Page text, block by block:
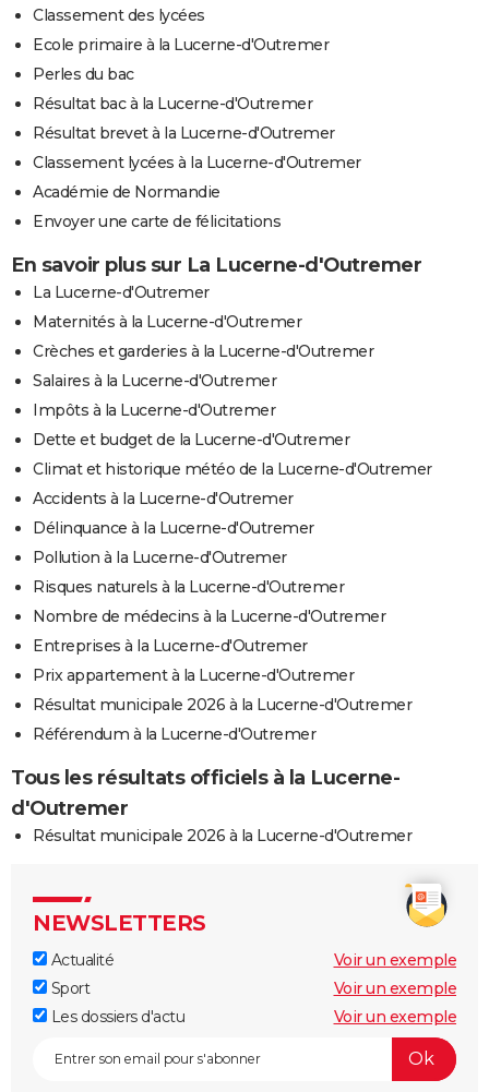
Classement des lycées
Ecole primaire à la Lucerne-d'Outremer
Perles du bac
Résultat bac à la Lucerne-d'Outremer
Résultat brevet à la Lucerne-d'Outremer
Classement lycées à la Lucerne-d'Outremer
Académie de Normandie
Envoyer une carte de félicitations
En savoir plus sur La Lucerne-d'Outremer
La Lucerne-d'Outremer
Maternités à la Lucerne-d'Outremer
Crèches et garderies à la Lucerne-d'Outremer
Salaires à la Lucerne-d'Outremer
Impôts à la Lucerne-d'Outremer
Dette et budget de la Lucerne-d'Outremer
Climat et historique météo de la Lucerne-d'Outremer
Accidents à la Lucerne-d'Outremer
Délinquance à la Lucerne-d'Outremer
Pollution à la Lucerne-d'Outremer
Risques naturels à la Lucerne-d'Outremer
Nombre de médecins à la Lucerne-d'Outremer
Entreprises à la Lucerne-d'Outremer
Prix appartement à la Lucerne-d'Outremer
Résultat municipale 2026 à la Lucerne-d'Outremer
Référendum à la Lucerne-d'Outremer
Tous les résultats officiels à la Lucerne-
d'Outremer
Résultat municipale 2026 à la Lucerne-d'Outremer
NEWSLETTERS
Actualité
Voir un exemple
Sport
Voir un exemple
Les dossiers d'actu
Voir un exemple